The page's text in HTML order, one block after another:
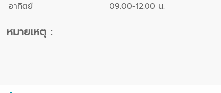
อาทิตย์
09.00-12.00 น.
หมายเหตุ :